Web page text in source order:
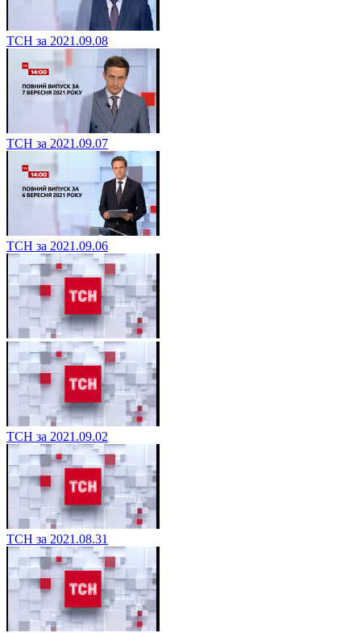
ТСН за 2021.09.08
ТСН за 2021.09.07
ТСН за 2021.09.06
ТСН за 2021.09.02
ТСН за 2021.08.31